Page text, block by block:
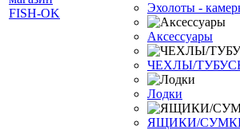
Эхолоты -
Аксессуары
ЧЕХЛЫ/
Лодки
ЯЩИКИ/